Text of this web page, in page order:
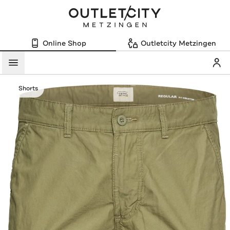
Online Shop Outletcity Metzingen
Menü
Shorts